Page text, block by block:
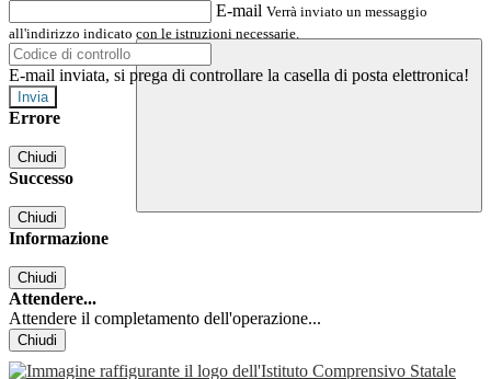
E-mail Verrà inviato un messaggio
all'indirizzo indicato con le istruzioni necessarie.
E-mail inviata, si prega di controllare la casella di posta elettronica!
Errore
Chiudi
Successo
Chiudi
Informazione
Chiudi
Attendere...
Attendere il completamento dell'operazione...
Chiudi